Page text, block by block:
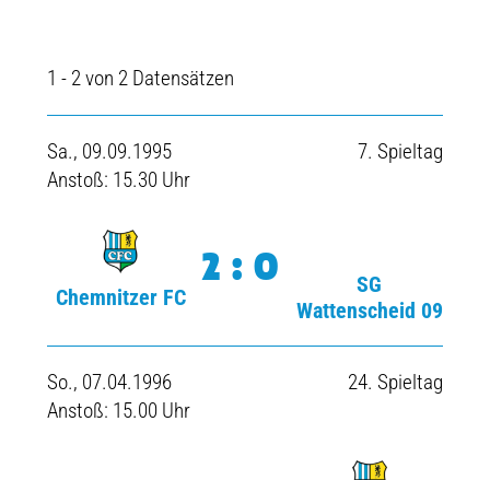
1 - 2 von 2 Datensätzen
Sa., 09.09.1995
Anstoß: 15.30 Uhr
7. Spieltag
Chemnitzer FC
2:0
SG
Wattenscheid 09
So., 07.04.1996
Anstoß: 15.00 Uhr
24. Spieltag